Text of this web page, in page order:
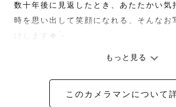
数十年後に見返したとき、あたたかい気
時を思い出して笑顔になれる、そんなお
わたしについて𓂃 𓈒𓏸◌‬
もっと見る
このカメラマンについて